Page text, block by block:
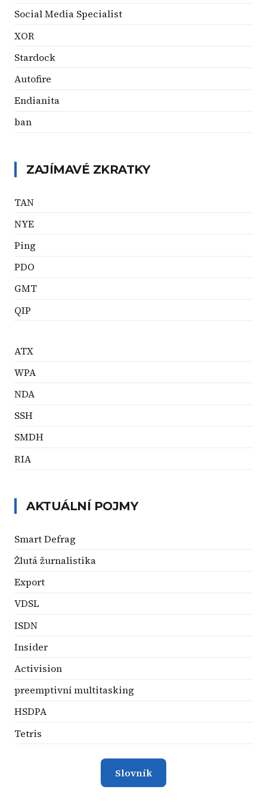
Social Media Specialist
XOR
Stardock
Autofire
Endianita
ban
ZAJÍMAVÉ ZKRATKY
TAN
NYE
Ping
PDO
GMT
QIP
ATX
WPA
NDA
SSH
SMDH
RIA
AKTUÁLNÍ POJMY
Smart Defrag
Žlutá žurnalistika
Export
VDSL
ISDN
Insider
Activision
preemptivní multitasking
HSDPA
Tetris
Slovník